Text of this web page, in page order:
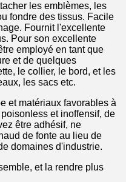
les emblèmes, les
fondre des tissus. Facile
Fournit l'excellente
Pour son excellente
employé en tant que
et de quelques
le collier, le bord, et les
les sacs etc.
et matériaux favorables à
et inoffensif, de
être adhésif, ne
de fonte au lieu de
domaines d'industrie.
et la rendre plus